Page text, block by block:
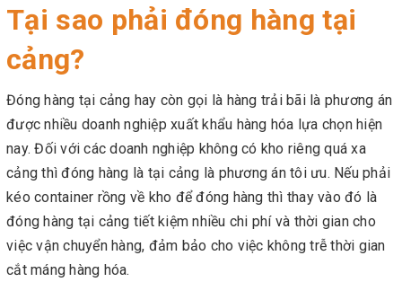
Tại sao phải đóng hàng tại
cảng?
Đóng hàng tại cảng hay còn gọi là hàng trải bãi là phương án
được nhiều doanh nghiệp xuất khẩu hàng hóa lựa chọn hiện
nay. Đối với các doanh nghiệp không có kho riêng quá xa
cảng thì đóng hàng là tại cảng là phương án tôi ưu. Nếu phải
kéo container rồng về kho để đóng hàng thì thay vào đó là
đóng hàng tại cảng tiết kiệm nhiều chi phí và thời gian cho
việc vận chuyển hàng, đảm bảo cho việc không trễ thời gian
cắt máng hàng hóa.